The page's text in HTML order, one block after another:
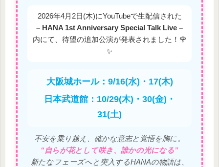
2026年4月2日(木)にYouTubeで生配信された
– HANA 1st Anniversary Special Talk Live –
内にて、待望の追加公演が発表されました！🌹
✨
大阪城ホール：9/16(水)・17(木)
日本武道館：10/29(木)・30(金)・
31(土)
不安を乗り越え、確かな意志と覚悟を胸に。
“自らが花として咲き、誰かの光になる”
新たなフェーズへと突入するHANAの物語は、